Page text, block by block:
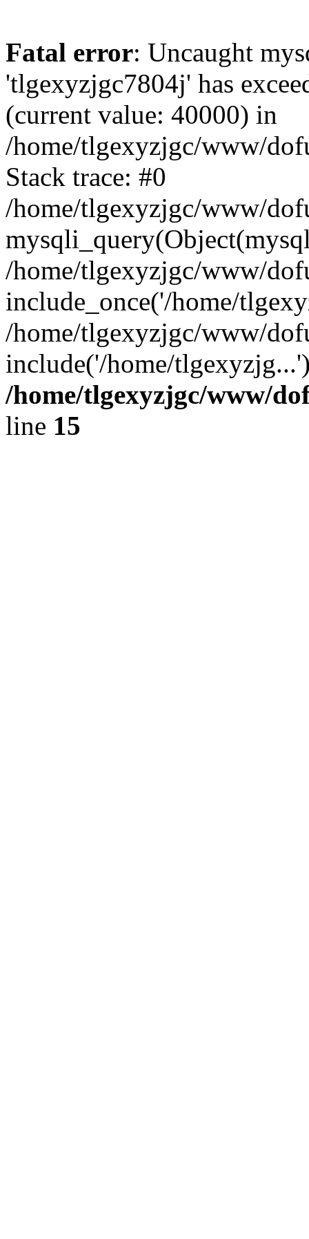
Fatal error: Uncaught
'tlgexyzjgc7804j' has
(current value: 40000) in
/home/tlgexyzjgc/www/
Stack trace: #0
/home/tlgexyzjgc/www/
/home/tlgexyzjgc/www/
include_once('/home/
/home/tlgexyzjgc/www/
include('/home/
/home/tlgexyzjgc/www/
line 15